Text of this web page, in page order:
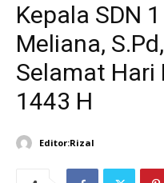
Kepala SDN
Meliana,
Selamat Hari
1443 H
Editor:Rizal